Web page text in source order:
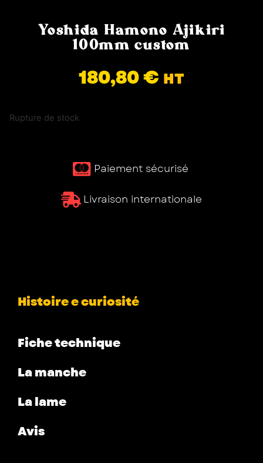
Yoshida Hamono Ajikiri
100mm custom
180,80€ HT
Rupture de stock
Paiement sécurisé ​
Livraison internationale
Histoire e curiosité
Fiche technique
La manche
La lame
Avis